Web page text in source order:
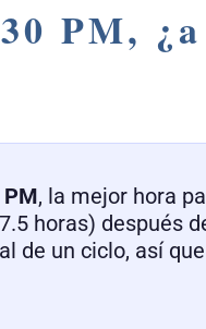
PM,
PM, la mejor hora
horas) después
de un ciclo, así